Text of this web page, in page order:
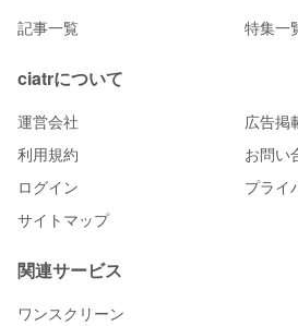
記事一覧 特集一
ciatrについて
運営会社
広告掲
利用規約
お問い
ログイン
プライ
サイトマップ
関連サービス
ワンスクリーン